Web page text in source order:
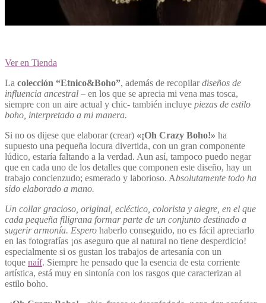
Ver en Tienda
La colección “Etnico&Boho”, además de recopilardiseños de
influencia ancestral – en los que se aprecia mi vena mas tosca,
siempre con un aire actual y chic- también incluye piezas de estilo
boho, interpretado a mi manera.
Si no os dijese que elaborar (crear) «¡Oh Crazy Boho!» ha
supuesto una pequeña locura divertida, con un gran componente
lúdico, estaría faltando a la verdad. Aun así, tampoco puedo negar
que en cada uno de los detalles que componen este diseño, hay un
trabajo concienzudo; esmerado y laborioso. Absolutamente todo ha
sido elaborado a mano.
Un collar gracioso, original, ecléctico, colorista y alegre, en el que
cada pequeña filigrana formar parte de un conjunto destinado a
sugerir armonía. Espero haberlo conseguido, no es fácil apreciarlo
en las fotografías ¡os aseguro que al natural no tiene desperdicio!
especialmente si os gustan los trabajos de artesanía con un
toque naíf. Siempre he pensado que la esencia de esta corriente
artística, está muy en sintonía con los rasgos que caracterizan al
estilo boho.